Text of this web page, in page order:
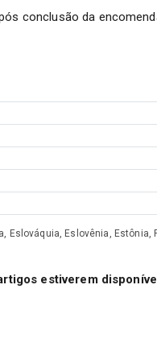
conclusão da
Eslovênia,
estiverem